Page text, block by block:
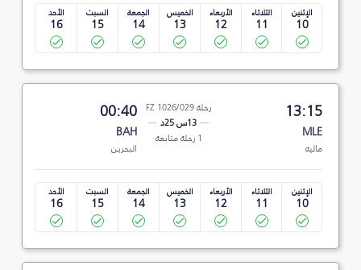
الإثنين
10
الثلاثاء
11
الأربعاء
12
الخميس
13
الجمعة
14
السبت
15
الأحد
16
13:15
MLE
ماليه
رحلة FZ 1026/029
13س 25د
1 رحلة متابعة
00:40
BAH
البحرين
الإثنين
10
الثلاثاء
11
الأربعاء
12
الخميس
13
الجمعة
14
السبت
15
الأحد
16